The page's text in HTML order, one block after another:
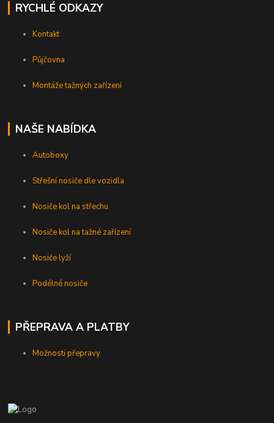
RYCHLÉ ODKAZY
Kontakt
Půjčovna
Montáže tažných zařízení
NAŠE NABÍDKA
Autoboxy
Střešní nosiče dle vozidla
Nosiče kol na střechu
Nosiče kol na tažné zařízení
Nosiče lyží
Podélné nosiče
PŘEPRAVA A PLATBY
Možnosti přepravy